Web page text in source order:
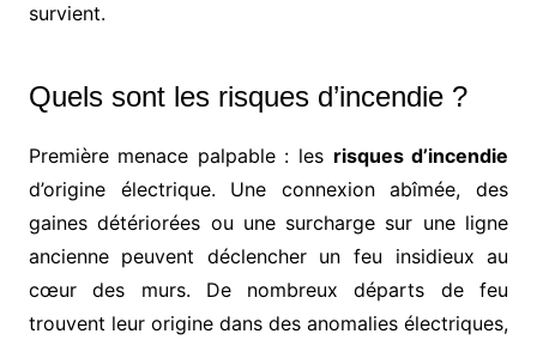
survient.
Quels sont les risques d’incendie ?
Première menace palpable : les risques d’incendie
d’origine électrique. Une connexion abîmée, des
gaines détériorées ou une surcharge sur une ligne
ancienne peuvent déclencher un feu insidieux au
cœur des murs. De nombreux départs de feu
trouvent leur origine dans des anomalies électriques,